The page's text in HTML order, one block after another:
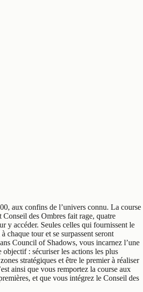
aux confins de l’univers connu. La course
Conseil des Ombres fait rage, quatre
y accéder. Seules celles qui fournissent le
chaque tour et se surpassent seront
Council of Shadows, vous incarnez l’une
: sécuriser les actions les plus
stratégiques et être le premier à réaliser
ainsi que vous remportez la course aux
et que vous intégrez le Conseil des